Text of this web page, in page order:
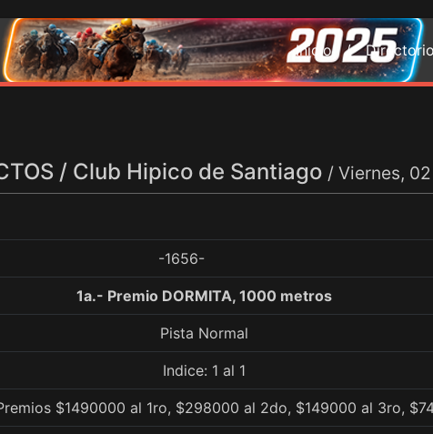
Inicio /
/ Club Hipico de Santiago / Viernes,
-1656-
1a.- Premio DORMITA, 1000 metros
Pista Normal
Indice: 1 al 1
$1490000 al 1ro, $298000 al 2do, $149000 al 3ro,